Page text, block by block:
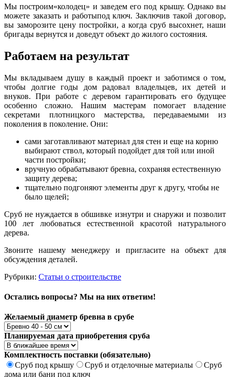
Мы построим«колодец» и заведем его под крышу. Однако вы
можете заказать и работыпод ключ. Заключив такой договор,
вы заморозите цену постройки, а когда сруб высохнет, наши
бригады вернутся и доведут объект до жилого состояния.
Работаем на результат
Мы вкладываем душу в каждый проект и заботимся о том,
чтобы долгие годы дом радовал владельцев, их детей и
внуков. При работе с деревом гарантировать его будущее
особенно сложно. Нашим мастерам помогает владение
секретами плотницкого мастерства, передаваемыми из
поколения в поколение. Они:
сами заготавливают материал для стен и еще на корню
выбирают ствол, который подойдет для той или иной
части постройки;
вручную обрабатывают бревна, сохраняя естественную
защиту дерева;
тщательно подгоняют элементы друг к другу, чтобы не
было щелей;
Сруб не нуждается в обшивке изнутри и снаружи и позволит
100 лет любоваться естественной красотой натурального
дерева.
Звоните нашему менеджеру и пригласите на объект для
обсуждения деталей.
Рубрики: Статьи о строительстве
Остались вопросы? Мы на них ответим!
Желаемый диаметр бревна в срубе
Планируемая дата приобретения сруба
Комплектность поставки (обязательно)
Сруб под крышу
Сруб и отделочные материалы
Сруб
дома или бани под ключ